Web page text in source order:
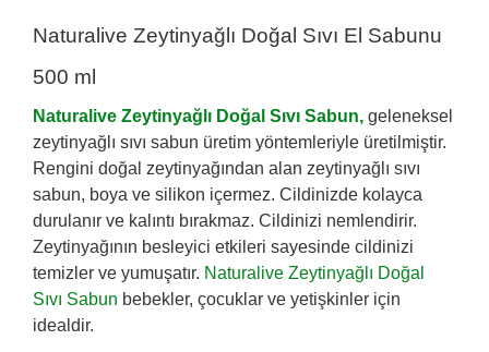
Naturalive Zeytinyağlı Doğal Sıvı El Sabunu
500 ml
Naturalive Zeytinyağlı Doğal Sıvı Sabun, geleneksel
zeytinyağlı sıvı sabun üretim yöntemleriyle üretilmiştir.
Rengini doğal zeytinyağından alan zeytinyağlı sıvı
sabun, boya ve silikon içermez. Cildinizde kolayca
durulanır ve kalıntı bırakmaz. Cildinizi nemlendirir.
Zeytinyağının besleyici etkileri sayesinde cildinizi
temizler ve yumuşatır. Naturalive Zeytinyağlı Doğal
Sıvı Sabun bebekler, çocuklar ve yetişkinler için
idealdir.